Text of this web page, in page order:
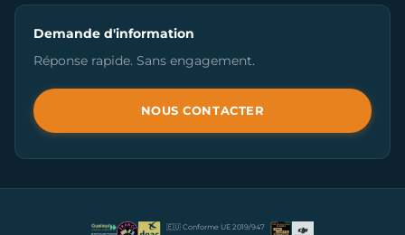
Demande d'information
Réponse rapide. Sans engagement.
NOUS CONTACTER
🇪🇺 Conforme UE 2019/947